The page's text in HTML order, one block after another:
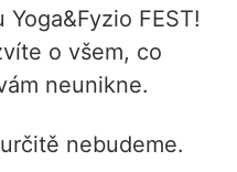
FEST!
o všem, co
neunikne.
nebudeme.